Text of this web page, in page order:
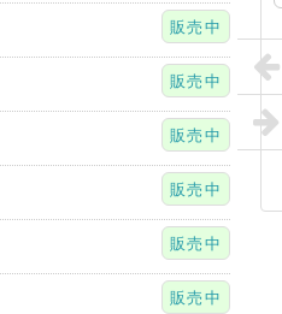
販売中
販売中
販売中
販売中
販売中
販売中